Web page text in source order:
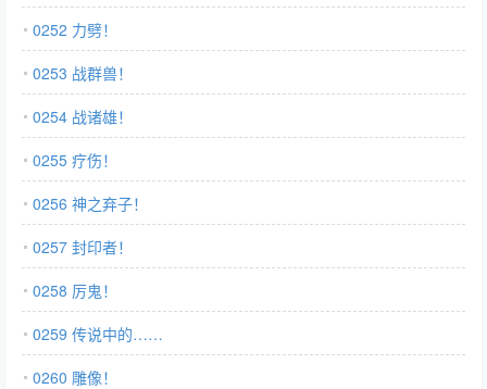
0252 力劈！
0253 战群兽！
0254 战诸雄！
0255 疗伤！
0256 神之弃子！
0257 封印者！
0258 厉鬼！
0259 传说中的……
0260 雕像！